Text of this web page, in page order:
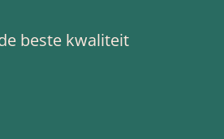
beste kwaliteit